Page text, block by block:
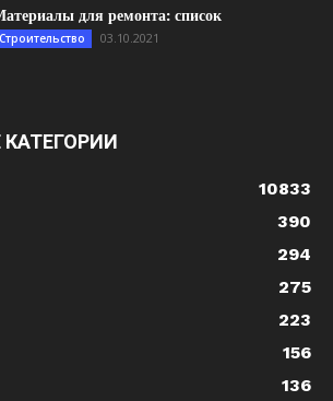
для ремонта: список
Строительство 03.10.2021
10833
390
294
275
223
156
136